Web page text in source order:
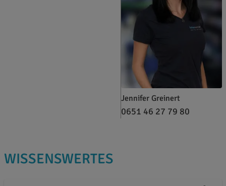
Jennifer Greinert
0651 46 27 79 80
WISSENSWERTES